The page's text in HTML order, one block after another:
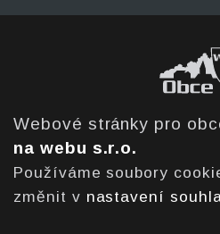
Webové stránky pro
na webu s.r.o.
Používáme soubory
změnit v nastavení